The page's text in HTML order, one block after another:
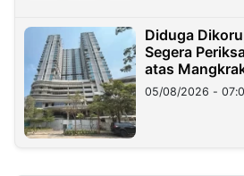
Diduga
Segera
atas
05/08/2026 -